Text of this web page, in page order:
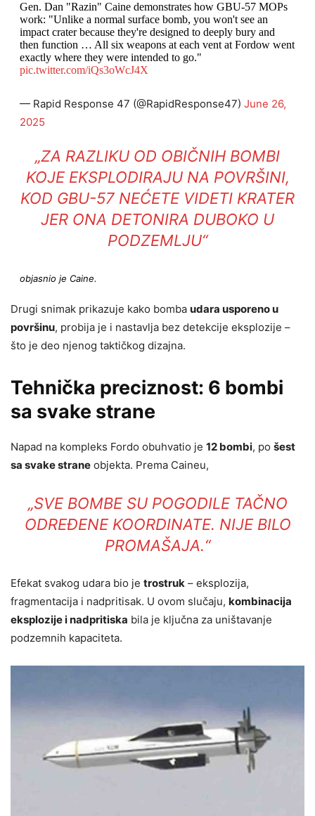
Gen. Dan "Razin" Caine demonstrates how GBU-57 MOPs
work: "Unlike a normal surface bomb, you won't see an
impact crater because they're designed to deeply bury and
then function … All six weapons at each vent at Fordow went
exactly where they were intended to go."
pic.twitter.com/iQs3oWcJ4X
— Rapid Response 47 (@RapidResponse47) June 26,
2025
„ZA RAZLIKU OD OBIČNIH BOMBI
KOJE EKSPLODIRAJU NA POVRŠINI,
KOD GBU-57 NEĆETE VIDETI KRATER
JER ONA DETONIRA DUBOKO U
PODZEMLJU“
objasnio je Caine.
Drugi snimak prikazuje kako bomba udara usporeno u
površinu, probija je i nastavlja bez detekcije eksplozije –
što je deo njenog taktičkog dizajna.
Tehnička preciznost: 6 bombi
sa svake strane
Napad na kompleks Fordo obuhvatio je 12 bombi, po šest
sa svake strane objekta. Prema Caineu,
„SVE BOMBE SU POGODILE TAČNO
ODREĐENE KOORDINATE. NIJE BILO
PROMAŠAJA.“
Efekat svakog udara bio je trostruk – eksplozija,
fragmentacija i nadpritisak. U ovom slučaju, kombinacija
eksplozije i nadpritiska bila je ključna za uništavanje
podzemnih kapaciteta.